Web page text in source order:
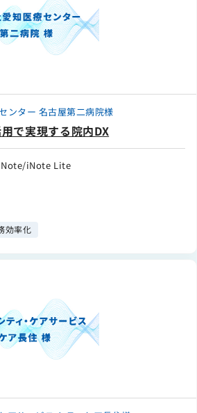
ンター 名古屋第二病院様
で実現する院内DX
iNote Lite
効率化